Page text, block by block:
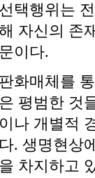
선택행위는
자신의 존
문이다.
판화매체를
은 평범한 것
이나 개별적
다. 생명현상
을 차지하고